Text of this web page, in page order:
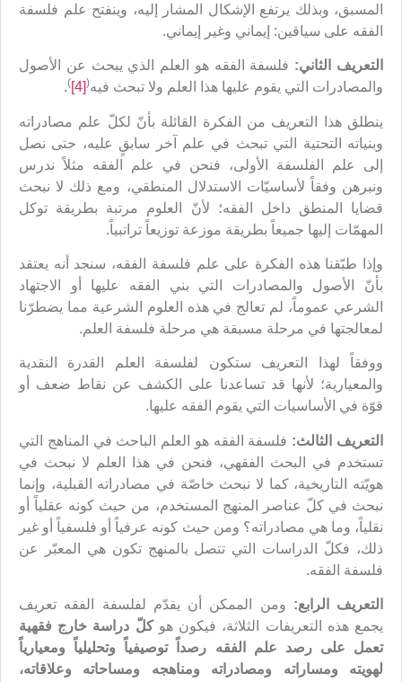
المسبق، وبذلك يرتفع الإشكال المشار إليه، وينفتح علم فلسفة
الفقه على سياقين: إيماني وغير إيماني.
التعريف الثاني: فلسفة الفقه هو العلم الذي يبحث عن الأصول
والمصادرات التي يقوم عليها هذا العلم ولا تبحث فيه(
[4]
)
.
ينطلق هذا التعريف من الفكرة القائلة بأنّ لكلّ علم مصادراته
وبنياته التحتية التي تبحث في علم آخر سابقٍ عليه، حتى نصل
إلى علم الفلسفة الأولى، فنحن في علم الفقه مثلاً ندرس
ونبرهن وفقاً لأساسيّات الاستدلال المنطقي، ومع ذلك لا نبحث
قضايا المنطق داخل الفقه؛ لأنّ العلوم مرتبة بطريقة توكل
المهمّات إليها جميعاً بطريقة موزعة توزيعاً تراتبياً.
وإذا طبّقنا هذه الفكرة على علم فلسفة الفقه، سنجد أنه يعتقد
بأنّ الأصول والمصادرات التي بني الفقه عليها أو الاجتهاد
الشرعي عموماً، لم تعالج في هذه العلوم الشرعية مما يضطرّنا
لمعالجتها في مرحلة مسبقة هي مرحلة فلسفة العلم.
ووفقاً لهذا التعريف ستكون لفلسفة العلم القدرة النقدية
والمعيارية؛ لأنها قد تساعدنا على الكشف عن نقاط ضعف أو
قوّة في الأساسيات التي يقوم الفقه عليها.
التعريف الثالث: فلسفة الفقه هو العلم الباحث في المناهج التي
تستخدم في البحث الفقهي، فنحن في هذا العلم لا نبحث في
هويّته التاريخية، كما لا نبحث خاصّة في مصادراته القبلية، وإنما
نبحث في كلّ عناصر المنهج المستخدم، من حيث كونه عقلياً أو
نقلياً، وما هي مصادراته؟ ومن حيث كونه عرفياً أو فلسفياً أو غير
ذلك، فكلّ الدراسات التي تتصل بالمنهج تكون هي المعبّر عن
فلسفة الفقه.
التعريف الرابع: ومن الممكن أن يقدّم لفلسفة الفقه تعريف
يجمع هذه التعريفات الثلاثة، فيكون هوكلّ دراسة خارج فقهية
تعمل على رصد علم الفقه رصداً توصيفياً وتحليلياً ومعيارياً
لهويته ومساراته ومصادراته ومناهجه ومساحاته وعلاقاته،